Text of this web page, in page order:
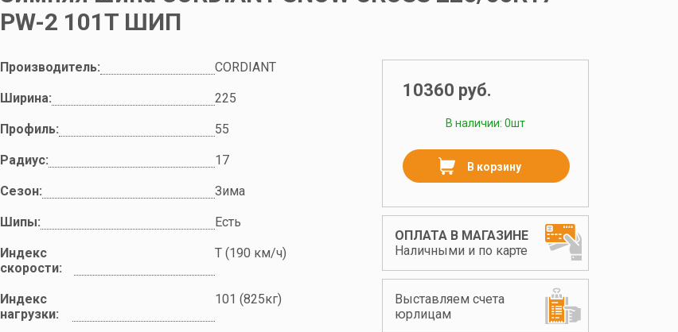
PW-2 101T ШИП
Производитель: CORDIANT
Ширина: 225
Профиль: 55
Радиус: 17
Сезон: Зима
Шипы: Есть
Индекс
скорости:
T (190 км/ч)
Индекс
нагрузки:
101 (825кг)
10360 руб.
В наличии: 0шт
В корзину
ОПЛАТА В МАГАЗИНЕ
Наличными и по карте
Выставляем счета
юрлицам